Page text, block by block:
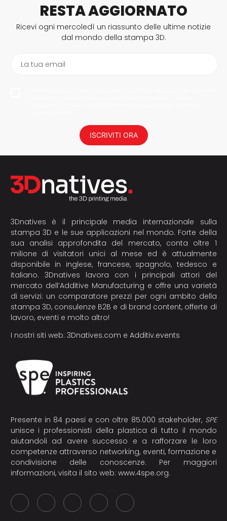
RESTA AGGIORNATO
Ricevi ogni mercoledì un riassunto delle ultime notizie
dal mondo della stampa 3D.
La tua email
ISCRIVITI ORA
3Dnatives è il principale media internazionale sulla
stampa 3D e le sue applicazioni nel mondo. Forte della
sua analisi approfondita del mercato, conta oltre 1
milione di visitatori unici al mese ed è attualmente
disponibile in inglese, francese, spagnolo, tedesco e
italiano. 3Dnatives lavora con i principali attori del
mercato dell’Additive Manufacturing e offre una varietà
di servizi: un comparatore prezzi per ogni ambito della
stampa 3D, consulenze B2B e di brand content, offerte di
lavoro, eventi e molto altro!
I nostri siti web: 3Dnatives.com e Additiv.events
Presente in 84 paesi e con oltre 85.000 stakeholder, SPE
unisce i professionisti della plastica di tutto il mondo
aiutandoli ad avere successo e a rafforzare le loro
competenze attraverso networking, eventi, formazione e
condivisione delle conoscenze. Per maggiori
informazioni, visita il sito web: www.4spe.org.